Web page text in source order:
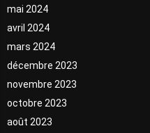
mai 2024
avril 2024
mars 2024
décembre 2023
novembre 2023
octobre 2023
août 2023